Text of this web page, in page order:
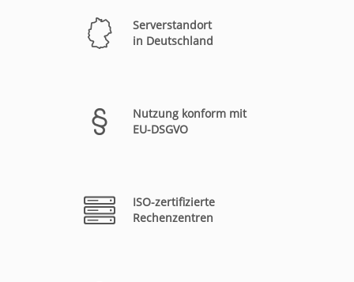
Serverstandort
in Deutschland
Nutzung konform mit
EU-DSGVO
ISO-zertifizierte
Rechenzentren